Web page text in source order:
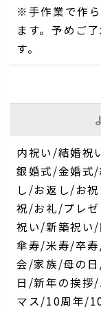
※手作業で作
ます。予めご
す。
内祝い/結婚祝
銀婚式/金婚式
し/お返し/お
祝/お礼/プレ
祝い/新築祝い
傘寿/米寿/卒
会/家族/母の
日/新年の挨拶
マス/10周年/